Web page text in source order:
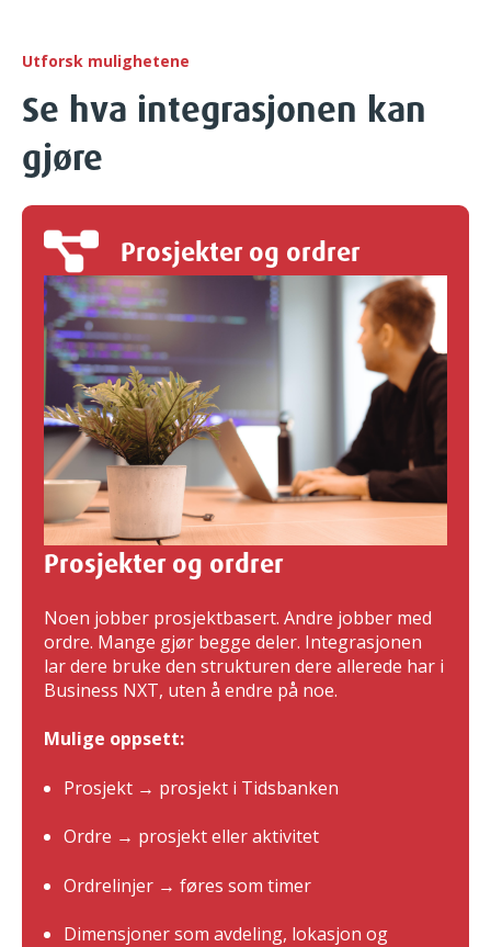
Utforsk mulighetene
Se hva integrasjonen kan
gjøre
Prosjekter og ordrer
Prosjekter og ordrer
Noen jobber prosjektbasert. Andre jobber med
ordre. Mange gjør begge deler. Integrasjonen
lar dere bruke den strukturen dere allerede har i
Business NXT, uten å endre på noe.
Mulige oppsett:
Prosjekt → prosjekt i Tidsbanken
Ordre → prosjekt eller aktivitet
Ordrelinjer → føres som timer
Dimensjoner som avdeling, lokasjon og